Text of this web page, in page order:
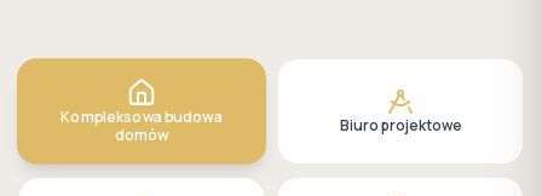
Kompleksowa budowa
domów
Biuro projektowe